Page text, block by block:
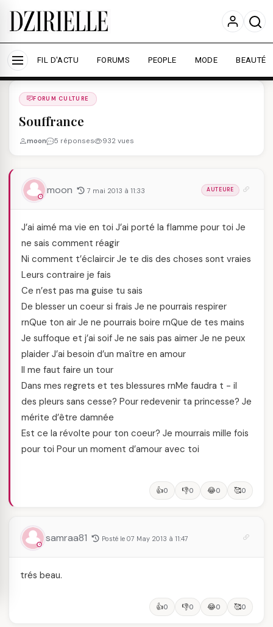
Nous utilisons des cookies pour améliorer votre
expérience et mesurer l'audience.
En savoir plus
Accepter tout Personnaliser
FIL D'ACTU FORUMS PEOPLE MODE BEAUTÉ
Forums
FORUM CULTURE
Souffrance
moon 5 réponses 932 vues
moon 7 mai 2013 à 11:33 AUTEURE
J’ai aimé ma vie en toi J’ai porté la flamme pour toi Je
ne sais comment réagir
Ni comment t’éclaircir Je te dis des choses sont vraies
Leurs contraire je fais
Ce n’est pas ma guise tu sais
De blesser un coeur si frais Je ne pourrais respirer
rnQue ton air Je ne pourrais boire rnQue de tes mains
Je suffoque et j’ai soif Je ne sais pas aimer Je ne peux
plaider J’ai besoin d’un maître en amour
Il me faut faire un tour
Dans mes regrets et tes blessures rnMe faudra t - il
des pleurs sans cesse? Pour redevenir ta princesse? Je
mérite d’être damnée
Est ce la révolte pour ton coeur? Je mourrais mille fois
pour toi Pour un moment d’amour avec toi
👍0 👎0 😂0 🥰0
samraa81 Posté le 07 May 2013 à 11:47
trés beau.
👍0 👎0 😂0 🥰0